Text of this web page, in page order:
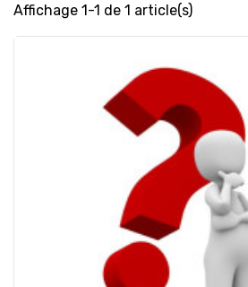
Affichage 1-1 de 1 article(s)